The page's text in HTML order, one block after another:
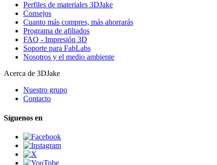
Perfiles de materiales 3DJake
Consejos
Cuanto más compres, más ahorrarás
Programa de afiliados
FAQ - Impresión 3D
Soporte para FabLabs
Nosotros y el medio ambiente
Acerca de 3DJake
Nuestro grupo
Contacto
Síguenos en